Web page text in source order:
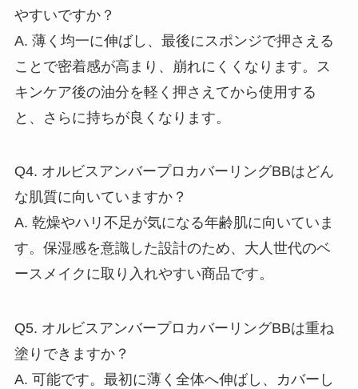
やすいですか？
A. 薄く均一に伸ばし、最後にスポンジで押さえる
ことで密着感が高まり、崩れにくくなります。ス
キンケア後の油分を軽く押さえてから使用する
と、さらに持ちが良くなります。
Q4. オルビスアンバープロカバーリングBBはどん
な肌質に向いていますか？
A. 乾燥やハリ不足が気になる年齢肌に向いていま
す。保湿感を意識した設計のため、大人世代のベ
ースメイクに取り入れやすい商品です。
Q5. オルビスアンバープロカバーリングBBは重ね
塗りできますか？
A. 可能です。最初に薄く全体へ伸ばし、カバーし